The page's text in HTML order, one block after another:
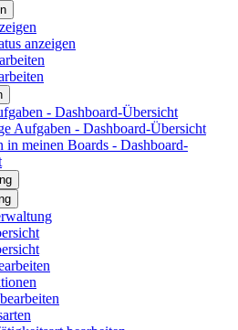
anzeigen
- Dashboard-Übersicht
Aufgaben - Dashboard-Übersicht
in meinen Boards - Dashboard-